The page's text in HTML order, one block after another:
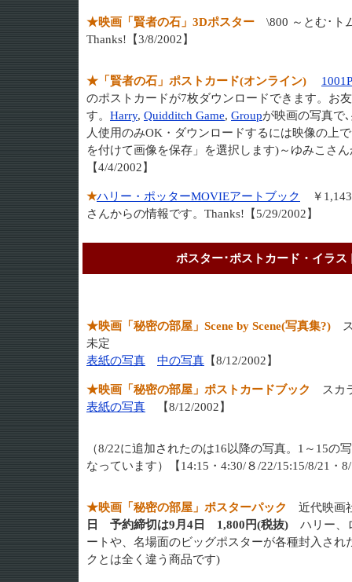
★映画「賢者の石」3Dポスター \800 ～とむ･ト
Thanks!【3/8/2002】
★「賢者の石」ポストカード(オンライン)
のポストカードが7枚ダウンロードできます。お
す。 Harry, Quidditch Game, Groupが映画の写真で
人使用のみOK・ダウンロードするには映像の上
を付けて画像を保存」を選択します)～ゆみこさ
【4/4/2002】
★ハリー・ポッターMOVIEアートブック
￥1,143
さんからの情報です。Thanks!【5/29/2002】
ポスター･ポストカード・イラス
★映画「秘密の部屋」Scene by Scene(写真集?) ス
未定
表紙の写真
中の写真 【8/12/2002】
★映画「秘密の部屋」ポストカードブック
スカ
表紙の写真 【8/12/2002】
（8/22に追加されたのは16以降の写真。1～15の
なっています）【14:15・4:30/８/22/15:15/8/21・
★映画「秘密の部屋」ポスターパック
近代映
日
予約締切は9月4日 1,800円(税抜) ハリー、
ートや、名場面のビッグポスターが各種封入さ
クとは全く違う商品です)